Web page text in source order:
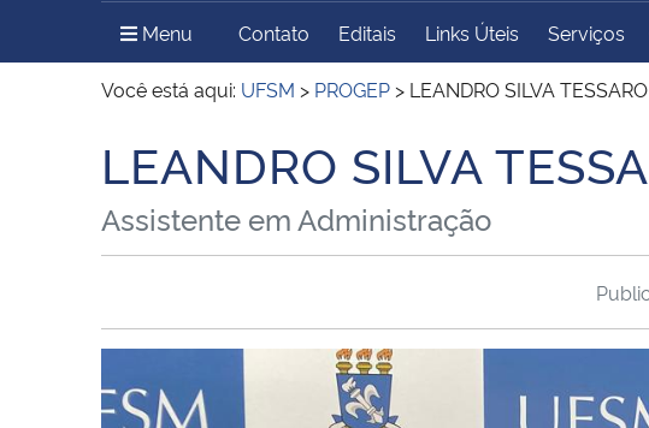
Ministério do Meio Ambiente Ministério do Turismo
Secretaria de Governo
Gabinete de Segurança
Institucional
Menu Menu Principal do Sítio
Contato Editais Links Úteis Serviços
Você está aqui: UFSM > PROGEP > LEANDRO SILVA TESSARO
Início do conteúdo
LEANDRO SILVA
Assistente em Administração